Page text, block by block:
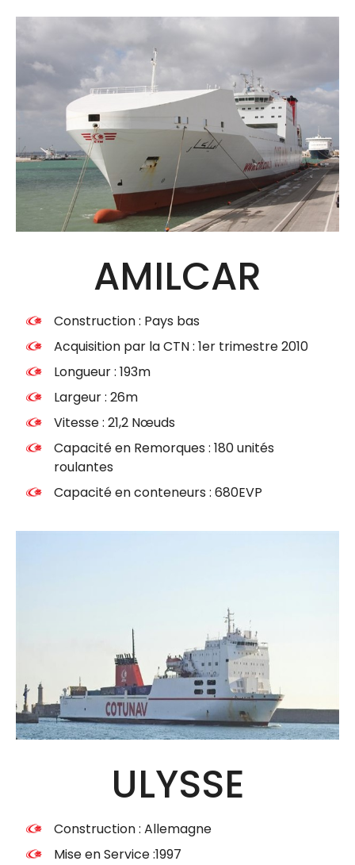
AMILCAR
Construction : Pays bas
Acquisition par la CTN : 1er trimestre 2010
Longueur : 193m
Largeur : 26m
Vitesse : 21,2 Nœuds
Capacité en Remorques : 180 unités
roulantes
Capacité en conteneurs : 680EVP
ULYSSE
Construction : Allemagne
Mise en Service :1997